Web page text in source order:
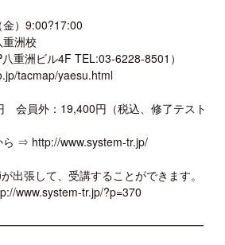
）9:00?17:00
洲校
重洲ビル4F TEL:03-6228-8501）
tacmap/yaesu.html
会員外：19,400円（税込、修了テスト
ら ⇒ http://www.system-tr.jp/
出張して、受講することができます。
www.system-tr.jp/?p=370